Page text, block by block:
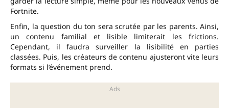
Fortnite.
Enfin, la question du ton sera scrutée par les parents. Ainsi,
un contenu familial et lisible limiterait les frictions.
Cependant, il faudra surveiller la lisibilité en parties
classées. Puis, les créateurs de contenu ajusteront vite leurs
formats si l’événement prend.